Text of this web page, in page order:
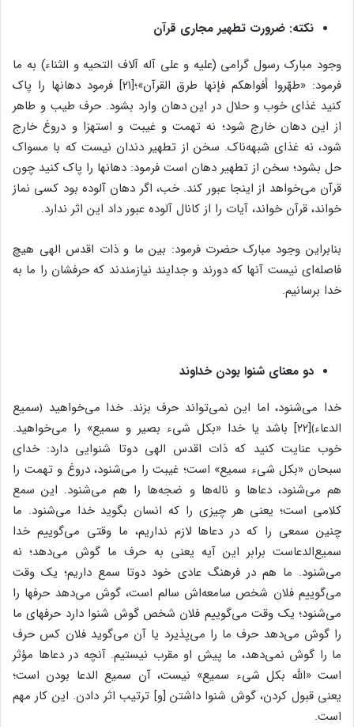
نکته: ضرورت تطهیر مجاری قرآن
وجود مبارک رسول گرامی (علیه و علی آله آلاف التحیه و الثناء) به ما
فرمود: «طهّروا أفواهکم فإنها طرق القرآن»؛[۲۱] فرمود دهانها را پاک
کنید غذای خوب و حلال در این دهان وارد بشود. حرف طیب و طاهر
از این دهان خارج شود؛ نه تهمت و غیبت و استهزا و دروغ خارج
شود، نه غذای شبهه‌ناک. سخن از تطهیر دندان نیست که با مسواک
حل بشود؛ سخن از تطهیر دهان است فرمود: دهانها را پاک کنید چون
قرآن می‌خواهد از اینجا عبور کند. خب، اگر دهان آلوده بود کسی نماز
خواند، قرآن خواند، آیات را از کانال آلوده عبور داد این اثر ندارد.
بنابراین وجود مبارک حضرت فرمود: بین ما و ذات اقدس الهی هیچ
فاصله‌ای نیست آنها که دورند و جدایند نیازمندند که حرفشان را ما به
خدا برسانیم.
دو معنای شنوا بودن خداوند
خدا می‌شنود، اما این نمی‌تواند حرف بزند. خدا می‌خواهید ﴿سمیع
‌الدعاء﴾[۲۲] باشد یا خدا «بکل شیء بصیر و سمیع» را می‌خواهید.
خوب عنایت کنید که ذات اقدس الهی دوتا شنوایی دارد: خدای
سبحان «بکل شیء سمیع» است؛ غیبت را می‌شنود، دروغ و تهمت را
هم می‌شنود، دعا‌ها و ناله‌ها و ضجه‌ها را هم می‌شنود. این سمع
کلامی است؛ یعنی هر چیزی را که انسان بگوید خدا می‌شنود. ما
چنین سمعی را که در دعاها لازم نداریم، ما وقتی می‌گوییم خدا
سمیع‌الدعاست برابر این آیه یعنی به حرف ما گوش می‌دهد؛ نه
می‌شنود. ما هم در فرهنگ عادی خود دوتا سمع داریم؛ یک وقت
می‌گوییم فلان شخص سامعه‌‌اش سالم است، گوش می‌دهد حرفها را
می‌شنود؛ یک وقت می‌گوییم فلان شخص گوش شنوا دارد حرفهای ما
را گوش می‌دهد حرف ما را می‌پذیرد یا آن می‌گوید فلان کس حرف
ما را گوش نمی‌دهد، ما پیش او مقرب نیستیم. آنچه در دعا‌ها مؤثر
است «الله بکل شیء سمیع» نیست، آن سمیع الدعا بودن است؛
یعنی قبول کردن، گوش شنوا داشتن [و] ترتیب اثر دادن. این کار مهم
است.